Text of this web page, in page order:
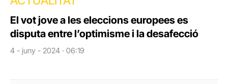
El vot jove a les eleccions europees es
disputa entre l’optimisme i la desafecció
4 - juny - 2024 · 06:19